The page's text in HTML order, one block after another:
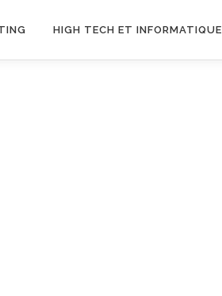
HIGH TECH ET INFORMATIQUE